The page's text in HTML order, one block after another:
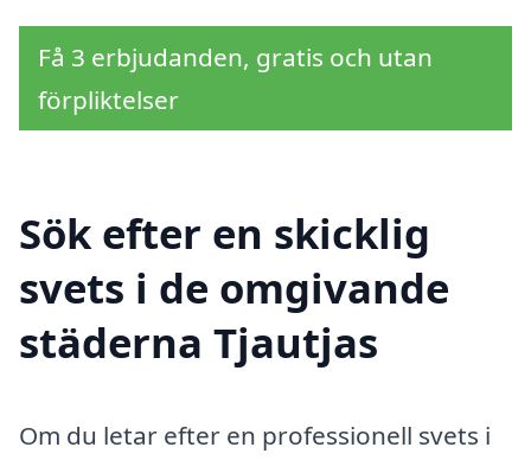
Få 3 erbjudanden, gratis och utan
förpliktelser
Sök efter en skicklig
svets i de omgivande
städerna Tjautjas
Om du letar efter en professionell svets i